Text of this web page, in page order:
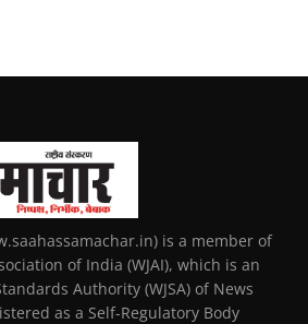
is a member of
of India (WJAI), which is an
Authority (WJSA) of News
as a Self-Regulatory Body